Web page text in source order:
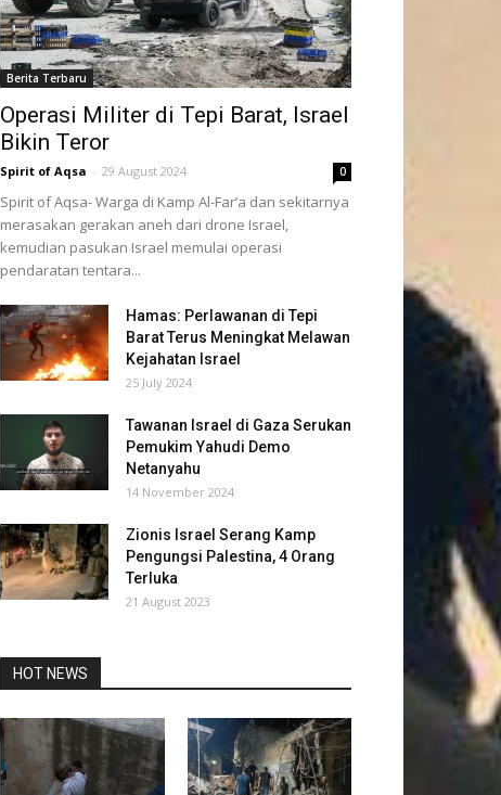
Berita Terbaru
Operasi Militer di Tepi Barat, Israel
Bikin Teror
Spirit of Aqsa - 29 August 2024 0
Spirit of Aqsa- Warga di Kamp Al-Far’a dan sekitarnya
merasakan gerakan aneh dari drone Israel,
kemudian pasukan Israel memulai operasi
pendaratan tentara...
Hamas: Perlawanan di Tepi
Barat Terus Meningkat Melawan
Kejahatan Israel
25 July 2024
Tawanan Israel di Gaza Serukan
Pemukim Yahudi Demo
Netanyahu
14 November 2024
Zionis Israel Serang Kamp
Pengungsi Palestina, 4 Orang
Terluka
21 August 2023
HOT NEWS